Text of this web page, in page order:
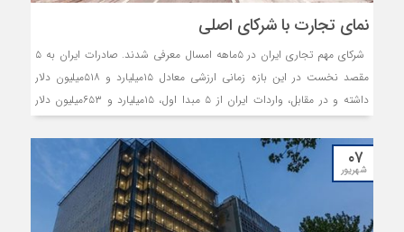
نمای تجارت با شرکای اصلی
شرکای مهم تجاری ایران در ۵‌ماهه امسال معرفی شدند. صادرات ایران به ۵
مقصد نخست در این بازه زمانی ارزشی معادل ۱۵‌میلیارد و ۵۱۸‌میلیون دلار
داشته و در مقابل، واردات ایران از ۵ مبدا اول، ۱۵‌میلیارد و ۶۵۳‌میلیون دلار
ارزش داشته است. در مجموع ارزش صادرات ایران از ابتدای سال‌تا نیمه
تابستان ۲۰‌میلیارد و ۹۲۴‌میلیون دلار و ارزش واردات در این بازه زمانی
۲۱‌میلیارد و ۶۶۴‌میلیون دلار بوده است. مقایسه صادرات و واردات ایران به این
کشورها در ۵‌ماهه امسال نسبت به مدت مشابه سال‌گذشته نشان از رشد
ارزشی دارد.
۰۷
شهریور